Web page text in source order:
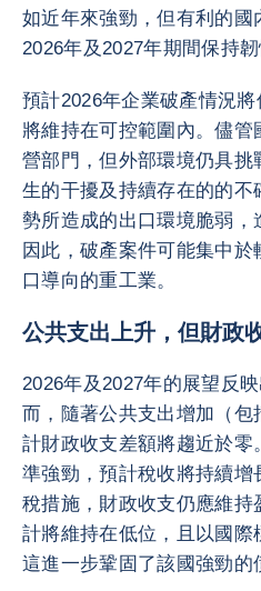
如近年來強勁，但有利的國
2026年及2027年期間保持韌
預計2026年企業破產情況
將維持在可控範圍內。儘
營部門，但外部環境仍具挑
生的干擾及持續存在的的
勢所造成的出口環境脆弱，
因此，破產案件可能集中
口導向的重工業。
公共支出上升，但財政
2026年及2027年的展望反
而，隨著公共支出增加（
計財政收支差額將趨近於零
準強勁，預計稅收將持續
稅措施，財政收支仍應維
計將維持在低位，且以國際
這進一步鞏固了該國強勁的